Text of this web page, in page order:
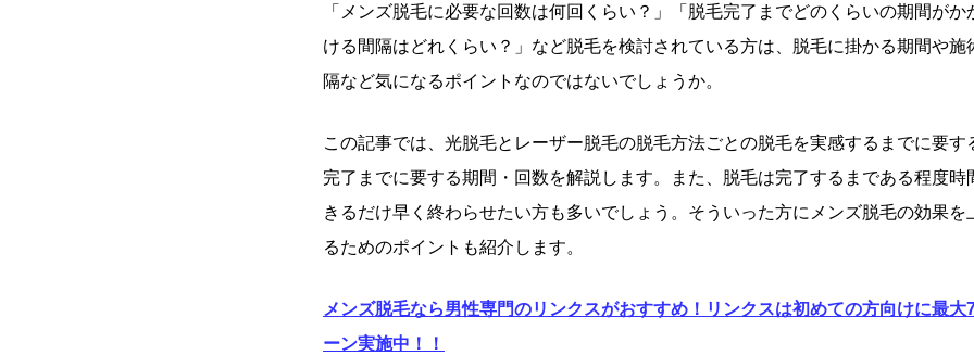
「メンズ脱毛に必要な回数は何回くらい？」「脱毛完了までどのくらいの期間が
ける間隔はどれくらい？」など脱毛を検討されている方は、脱毛に掛かる期間や施
隔など気になるポイントなのではないでしょうか。
この記事では、光脱毛とレーザー脱毛の脱毛方法ごとの脱毛を実感するまでに要す
完了までに要する期間・回数を解説します。また、脱毛は完了するまである程度時
きるだけ早く終わらせたい方も多いでしょう。そういった方にメンズ脱毛の効果を
るためのポイントも紹介します。
メンズ脱毛なら男性専門のリンクスがおすすめ！リンクスは初めての方向けに最大
ーン実施中！！